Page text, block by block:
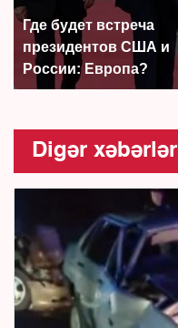
Где будет встреча
президентов США и
России: Европа?
Digər xəbərlər